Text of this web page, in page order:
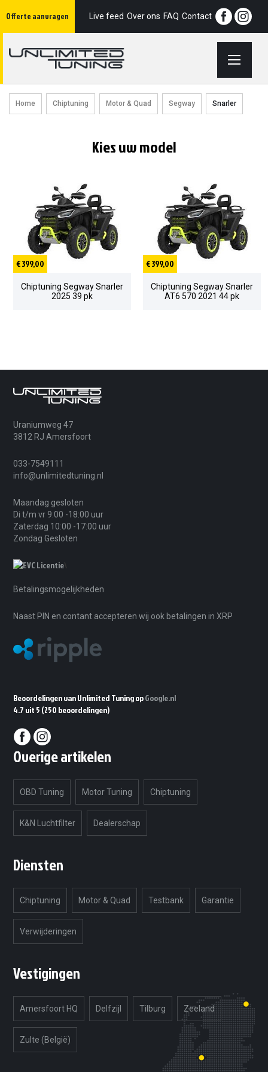
Offerte aanvragen
naarLive feed Over ons FAQ Contact
Home Chiptuning Motor & Quad Segway Snarler
Kies uw model
€ 399,00
Chiptuning Segway Snarler
2025 39 pk
€ 399,00
Chiptuning Segway Snarler
AT6 570 2021 44 pk
Uraniumweg 47
3812 RJ Amersfoort
033-7549111
info@unlimitedtuning.nl
Maandag gesloten
Di t/m vr 9:00 -18:00 uur
Zaterdag 10:00 -17:00 uur
Zondag Gesloten
Betalingsmogelijkheden
Naast PIN en contant accepteren wij ook betalingen in XRP
Beoordelingen van Unlimited Tuning opGoogle.nl
4.7 uit 5 (250 beoordelingen)
Overige artikelen
OBD Tuning Motor Tuning Chiptuning
K&N Luchtfilter Dealerschap
Diensten
Chiptuning Motor & Quad Testbank Garantie
Verwijderingen
Vestigingen
Amersfoort HQ Delfzijl Tilburg Zeeland
Zulte (België)